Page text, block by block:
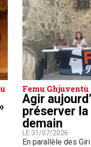
Femu Ghjuventù
Agir
préserver
demain
LE 31/07/2026
En parallèle des